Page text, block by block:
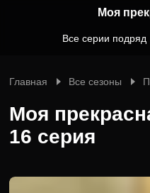
Моя
Все серии подряд
Главная Все сезоны
Моя
16 серия